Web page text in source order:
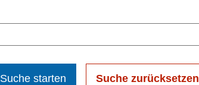
Suche starten Suche zurücksetzen